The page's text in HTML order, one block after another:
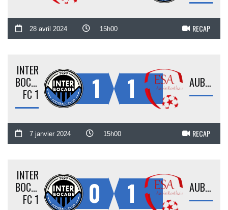
28 avril 2024 15h00 RECAP
1
INTER
BOCAGE
FC 1
1 AUBINRORTHAIS
7 janvier 2024 15h00 RECAP
0
INTER
BOCAGE
FC 1
1 AUBINRORTHAIS